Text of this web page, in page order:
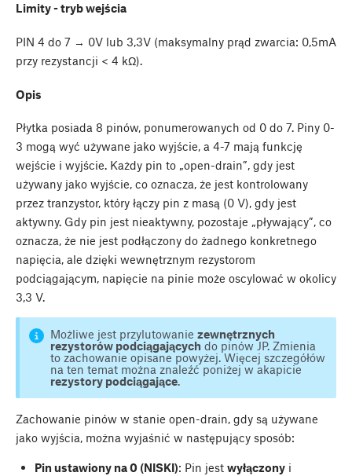
Limity - tryb wejścia
PIN 4 do 7 → 0V lub 3,3V (maksymalny prąd zwarcia: 0,5mA
przy rezystancji < 4 kΩ).
Opis
Płytka posiada 8 pinów, ponumerowanych od 0 do 7. Piny 0-
3 mogą wyć używane jako wyjście, a 4-7 mają funkcję
wejście i wyjście. Każdy pin to „open-drain”, gdy jest
używany jako wyjście, co oznacza, że jest kontrolowany
przez tranzystor, który łączy pin z masą (0 V), gdy jest
aktywny. Gdy pin jest nieaktywny, pozostaje „pływający”, co
oznacza, że nie jest podłączony do żadnego konkretnego
napięcia, ale dzięki wewnętrznym rezystorom
podciągającym, napięcie na pinie może oscylować w okolicy
3,3 V.
Możliwe jest przylutowanie zewnętrznych
rezystorów podciągających do pinów JP. Zmienia
to zachowanie opisane powyżej. Więcej szczegółów
na ten temat można znaleźć poniżej w akapicie
rezystory podciągające.
Zachowanie pinów w stanie open-drain, gdy są używane
jako wyjścia, można wyjaśnić w następujący sposób:
Pin ustawiony na 0 (NISKI): Pin jest wyłączonyi